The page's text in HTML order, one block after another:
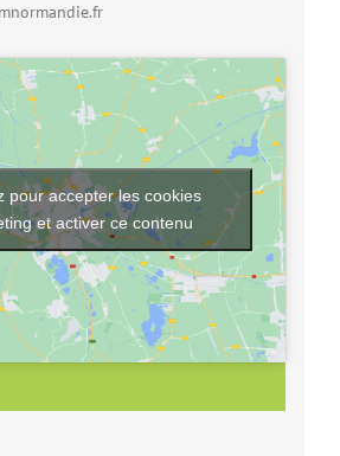
pour accepter les cookies
et activer ce contenu